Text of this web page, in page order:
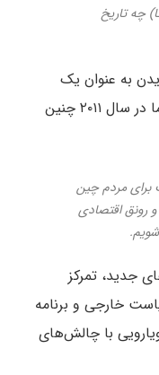
چه تاریخ
به عنوان یک
سناتور عالی رتبه به چین رفت. در جریان دیدارش از دانشگاه سیچوان به عنوان معاون باراک اوباما در سال ۲۰۱۱ چنین
برای مردم چین
رونق اقتصادی
جدید، تمرکز
خارجی و برنامه
با چالش‌های